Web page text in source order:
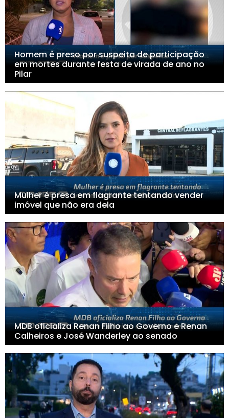
Homem é preso por suspeita de participação
em mortes durante festa de virada de ano no
Pilar
Mulher é presa em flagrante tentando vender
imóvel que não era dela
MDB oficializa Renan Filho ao Governo e Renan
Calheiros e José Wanderley ao senado